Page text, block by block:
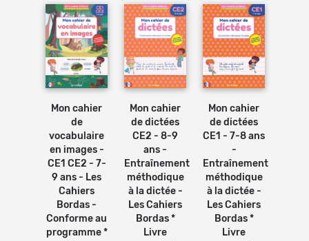
Ajouter
au
Mon cahier
de
vocabulaire
en images -
CE1 CE2 - 7-
9 ans - Les
Cahiers
Bordas -
Conforme au
programme *
Ajouter
au
Mon cahier
de dictées
CE2 - 8-9
ans -
Entraînement
méthodique
à la dictée -
Les Cahiers
Bordas *
Livre
Ajouter
au
Mon cahier
de dictées
CE1 - 7-8 ans
-
Entraînement
méthodique
à la dictée -
Les Cahiers
Bordas *
Livre